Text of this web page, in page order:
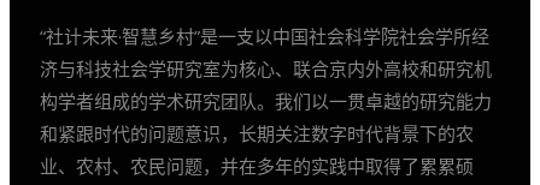
“社计未来·智慧乡村”是一支以中国社会科学院社会学所经
济与科技社会学研究室为核心、联合京内外高校和研究机
构学者组成的学术研究团队。我们以一贯卓越的研究能力
和紧跟时代的问题意识，长期关注数字时代背景下的农
业、农村、农民问题，并在多年的实践中取得了累累硕